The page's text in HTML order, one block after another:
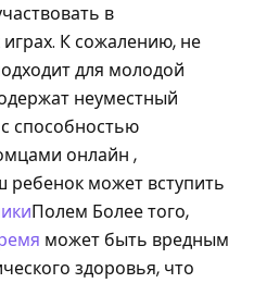
в
К сожалению, не
для молодой
неуместный
способностью
онлайн ,
ребенок может вступить
Полем Более того,
может быть вредным
здоровья, что